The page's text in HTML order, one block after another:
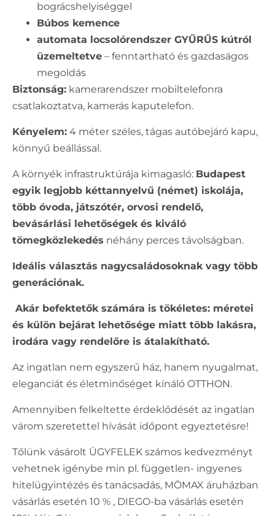
bográcshelyiséggel
Búbos kemence
automata locsolórendszer GYŰRŰS kútról
üzemeltetve – fenntartható és gazdaságos
megoldás
Biztonság: kamerarendszer mobiltelefonra
csatlakoztatva, kamerás kaputelefon.
Kényelem: 4 méter széles, tágas autóbejáró kapu,
könnyű beállással.
A környék infrastruktúrája kimagasló: Budapest
egyik legjobb kéttannyelvű (német) iskolája,
több óvoda, játszótér, orvosi rendelő,
bevásárlási lehetőségek és kiváló
tömegközlekedés néhány perces távolságban.
Ideális választás nagycsaládosoknak vagy több
generációnak.
Akár befektetők számára is tökéletes: méretei
és külön bejárat lehetősége miatt több lakásra,
irodára vagy rendelőre is átalakítható.
Az ingatlan nem egyszerű ház, hanem nyugalmat,
eleganciát és életminőséget kínáló OTTHON.
Amennyiben felkeltette érdeklődését az ingatlan
várom szeretettel hívását időpont egyeztetésre!
Tőlünk vásárolt ÜGYFELEK számos kedvezményt
vehetnek igénybe min pl. független- ingyenes
hitelügyintézés és tanácsadás, MÖMAX áruházban
vásárlás esetén 10 % , DIEGO-ba vásárlás esetén